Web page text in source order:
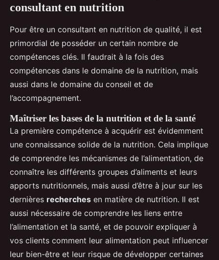
consultant en nutrition
Pour être un consultant en nutrition de qualité, il est
primordial de posséder un certain nombre de
compétences clés. Il faudrait à la fois des
compétences dans le domaine de la nutrition, mais
aussi dans le domaine du conseil et de
l’accompagnement.
Maîtriser les bases de la nutrition et de la santé
La première compétence à acquérir est évidemment
une connaissance solide de la nutrition. Cela implique
de comprendre les mécanismes de l’alimentation, de
connaître les différents groupes d’aliments et leurs
apports nutritionnels, mais aussi d’être à jour sur les
dernières recherches en matière de nutrition. Il est
aussi nécessaire de comprendre les liens entre
l’alimentation et la santé, et de pouvoir expliquer à
vos clients comment leur alimentation peut influencer
leur bien-être et leur risque de développer certaines